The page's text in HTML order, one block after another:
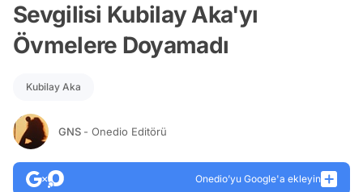
Sevgilisi Kubilay Aka'yı
Övmelere Doyamadı
Kubilay Aka
GNS - Onedio Editörü
Onedio’yu Google'a ekleyin